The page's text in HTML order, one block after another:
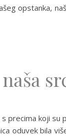
opstanka,
precima koji
oduvek bila